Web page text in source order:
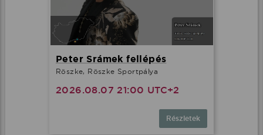
Peter Srámek fellépés
Röszke, Röszke Sportpálya
2026.08.07 21:00 UTC+2
Részletek